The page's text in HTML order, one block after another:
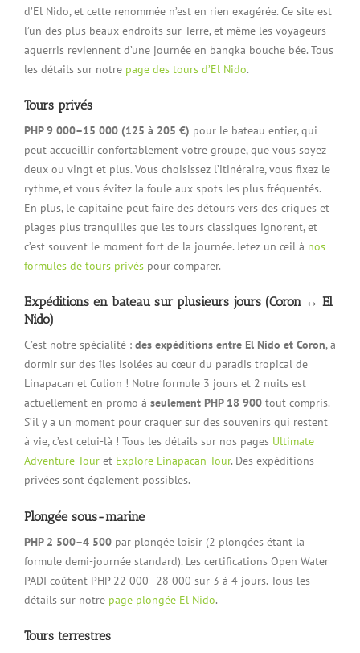
d’El Nido, et cette renommée n’est en rien exagérée. Ce site est
l’un des plus beaux endroits sur Terre, et même les voyageurs
aguerris reviennent d’une journée en bangka bouche bée. Tous
les détails sur notre page des tours d’El Nido.
Tours privés
PHP 9 000–15 000 (125 à 205 €) pour le bateau entier, qui
peut accueillir confortablement votre groupe, que vous soyez
deux ou vingt et plus. Vous choisissez l’itinéraire, vous fixez le
rythme, et vous évitez la foule aux spots les plus fréquentés.
En plus, le capitaine peut faire des détours vers des criques et
plages plus tranquilles que les tours classiques ignorent, et
c’est souvent le moment fort de la journée. Jetez un œil à nos
formules de tours privés pour comparer.
Expéditions en bateau sur plusieurs jours (Coron ↔ El
Nido)
C’est notre spécialité : des expéditions entre El Nido et Coron, à
dormir sur des îles isolées au cœur du paradis tropical de
Linapacan et Culion ! Notre formule 3 jours et 2 nuits est
actuellement en promo à seulement PHP 18 900 tout compris.
S’il y a un moment pour craquer sur des souvenirs qui restent
à vie, c’est celui-là ! Tous les détails sur nos pages Ultimate
Adventure Tour et Explore Linapacan Tour. Des expéditions
privées sont également possibles.
Plongée sous-marine
PHP 2 500–4 500 par plongée loisir (2 plongées étant la
formule demi-journée standard). Les certifications Open Water
PADI coûtent PHP 22 000–28 000 sur 3 à 4 jours. Tous les
détails sur notre page plongée El Nido.
Tours terrestres